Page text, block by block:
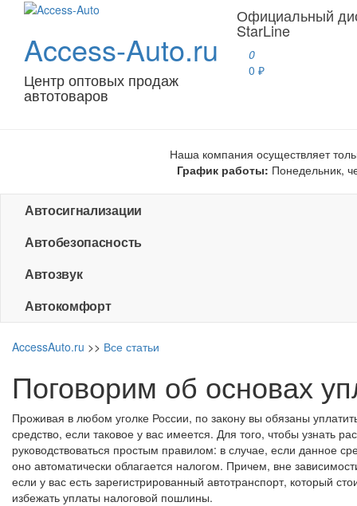
Access-Auto.ru
Центр оптовых продаж
автотоваров
Официальный
StarLine
0
0 ₽
Наша компания осуществляет
График работы: Понедельник,
Автосигнализации
Автобезопасность
Автозвук
Автокомфорт
AccessAuto.ru >> Все статьи
Поговорим об основах
Проживая в любом уголке России, по закону вы обязаны
средство, если таковое у вас имеется. Для того, чтобы узнать
руководствоваться простым правилом: в случае, если данное
оно автоматически облагается налогом. Причем, вне
если у вас есть зарегистрированный автотранспорт, который
избежать уплаты налоговой пошлины.